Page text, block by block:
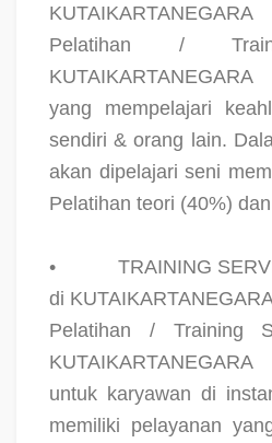
KUTAIKARTANEGARA
Pelatihan /
KUTAIKARTANEGARA
yang mempelajari
sendiri & orang lain.
akan dipelajari seni
Pelatihan teori (40%)
•
TRAINING
di
Pelatihan / Training
KUTAIKARTANEGARA
untuk karyawan di
memiliki pelayanan